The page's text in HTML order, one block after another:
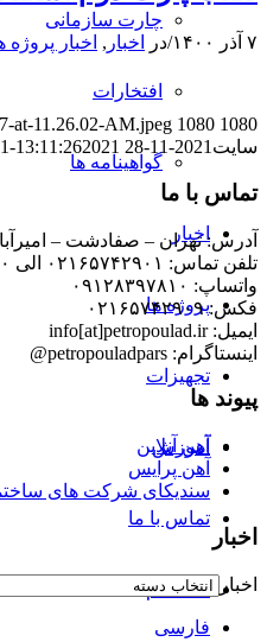
چارت سازمانی
افتخارات
گواهینامه ها
اخبار
پروژه ها
تجهیزات
آموزش
تماس با ما
استخدام
۷ آذر ۱۴۰۰ /در اخبار , اخبار پروژه
at-11.26.02-AM.jpeg 1080 1080
سایت 2021-11-28 13:11:26
2021-11-28 13:11:26
تماس با ما
آدرس: تهران – صفادشت –
تلفن تماس: ۰۲۱۶۵۷۴۲۹۰۱ الی ۱۰
واتساپ: ۰۹۱۲۸۳۹۷۸۱۰
فکس: ۰۲۱۶۵۷۴۲۹۰۹
ایمیل: info[at]petropoulad.ir
اینستاگرام: petropouladpars@
پیوند ها
آهن آنلاین
آهن پرایس
سندیکای شرکت های
اخبار
اخبار
فارسی